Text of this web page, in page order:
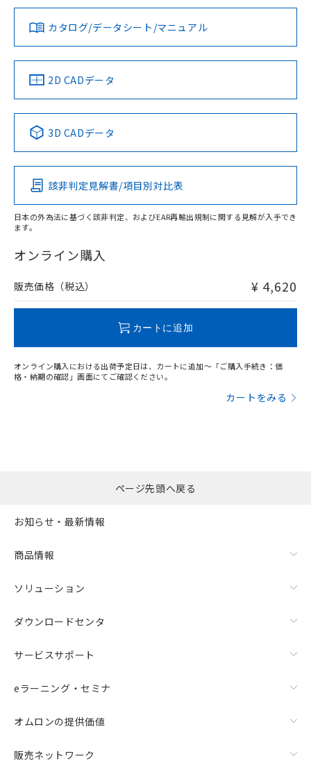
ダウンロードデータをご利用いただく前に、以下を必ずお読
みください。
ソフトウェアの使用条件
対応済み
中国 RoHS 注意事項・凡例
Pb Hg Cd Cr(VI)
O
在庫等で未対応品が混在する可能性があります。
問い合わせください。
LR型式承認
（イギリス
船舶規格）
DNV型式承認
（ノルウェー
BV型式承認
（フランス
KR型式
（韓国
No No No No
この製品の規格認証/適合状況ページへ
その他の認証はこちらのページからご検索ください
カタログ/データシート/マニュアル
2D CADデータ
3D CADデータ
該非判定見解書/項目別対比表
日本の外為法に基づく該非判定、およびEAR再輸出規制に関する見解が入手でき
ます。
オンライン購入
販売価格（税込） ¥ 4,620
カートに追加
オンライン購入における出荷予定日は、カートに追加～「ご購入手続き：価
格・納期の確認」画面にてご確認ください。
カートをみる
ページ先頭へ戻る
お知らせ・最新情報
商品情報
ソリューション
ダウンロードセンタ
サービスサポート
eラーニング・セミナ
オムロンの提供価値
販売ネットワーク